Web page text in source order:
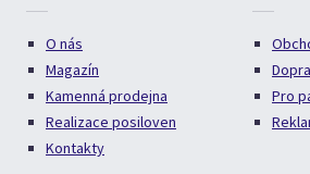
O nás
Magazín
Kamenná prodejna
Realizace posiloven
Kontakty
Pro